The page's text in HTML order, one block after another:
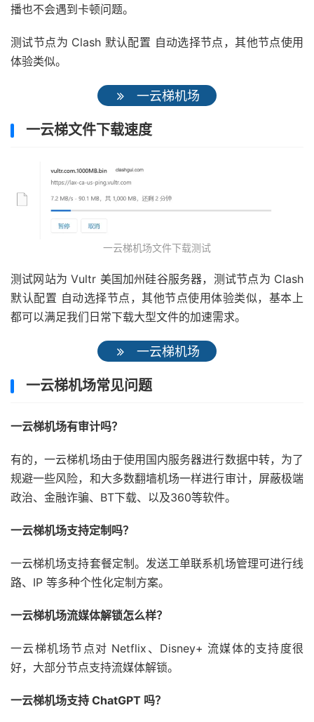
播也不会遇到卡顿问题。
测试节点为 Clash 默认配置 自动选择节点，其他节点使用
体验类似。
一云梯机场
一云梯文件下载速度
一云梯机场文件下载测试
测试网站为 Vultr 美国加州硅谷服务器，测试节点为 Clash
默认配置 自动选择节点，其他节点使用体验类似，基本上
都可以满足我们日常下载大型文件的加速需求。
一云梯机场
一云梯机场常见问题
一云梯机场有审计吗？
有的，一云梯机场由于使用国内服务器进行数据中转，为了
规避一些风险，和大多数翻墙机场一样进行审计，屏蔽极端
政治、金融诈骗、BT下载、以及360等软件。
一云梯机场支持定制吗？
一云梯机场支持套餐定制。发送工单联系机场管理可进行线
路、IP 等多种个性化定制方案。
一云梯机场流媒体解锁怎么样？
一云梯机场节点对 Netflix、Disney+ 流媒体的支持度很
好，大部分节点支持流媒体解锁。
一云梯机场支持 ChatGPT 吗？